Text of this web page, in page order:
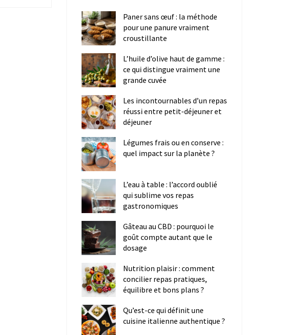
Paner sans œuf : la méthode
pour une panure vraiment
croustillante
L’huile d’olive haut de gamme :
ce qui distingue vraiment une
grande cuvée
Les incontournables d’un repas
réussi entre petit-déjeuner et
déjeuner
Légumes frais ou en conserve :
quel impact sur la planète ?
L’eau à table : l’accord oublié
qui sublime vos repas
gastronomiques
Gâteau au CBD : pourquoi le
goût compte autant que le
dosage
Nutrition plaisir : comment
concilier repas pratiques,
équilibre et bons plans ?
Qu’est-ce qui définit une
cuisine italienne authentique ?